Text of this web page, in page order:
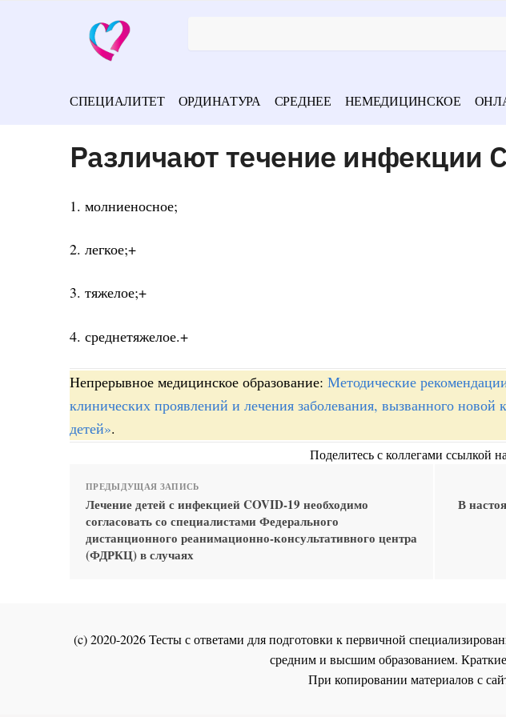
СПЕЦИАЛИТЕТ ОРДИНАТУРА СРЕДНЕЕ НЕМЕДИЦИНСКОЕ
Различают течение инфекции
1. молниеносное;
2. легкое;+
3. тяжелое;+
4. среднетяжелое.+
Непрерывное медицинское образование: Методические
клинических проявлений и лечения заболевания, вызванного
детей».
Поделитесь с коллегами ссылкой
ПРЕДЫДУЩАЯ ЗАПИСЬ
Лечение детей с инфекцией COVID-19 необходимо
согласовать со специалистами Федерального
дистанционного реанимационно-консультативного центра
(ФДРКЦ) в случаях
В
(c) 2020-2026 Тесты с ответами для подготовки к первичной
средним и высшим образованием.
При копировании материалов с